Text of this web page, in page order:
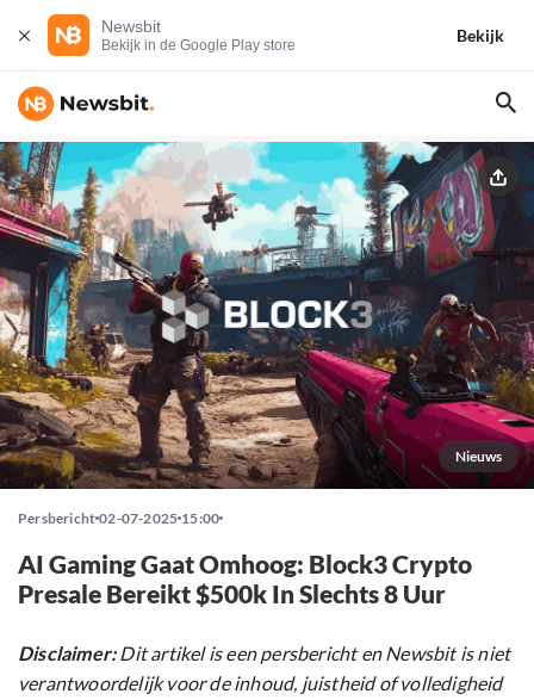
Newsbit
Bekijk in de Google Play store
Bekijk
Nieuws
Persbericht 02-07-2025 15:00
AI Gaming Gaat Omhoog: Block3 Crypto
Presale Bereikt $500k In Slechts 8 Uur
Disclaimer:Dit artikel is een persbericht en Newsbit is niet
verantwoordelijk voor de inhoud, juistheid of volledigheid